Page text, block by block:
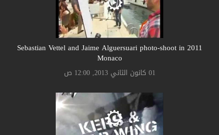
2011 Sebastian Vettel and Jaime Alguersuari photo-shoot in
Monaco
01 كانون الثاني 2013, 12:00 ص